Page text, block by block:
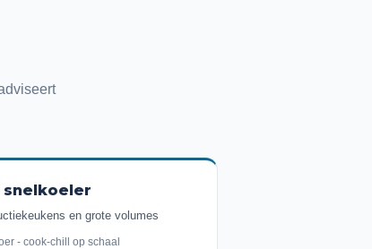
snelkoeler
en grote volumes
- cook-chill op schaal